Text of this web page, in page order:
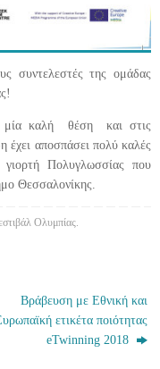
συντελεστές της ομάδας
μία καλή θέση και στις
έχει αποσπάσει πολύ καλές
Πολυγλωσσίας που
Θεσσαλονίκης.
Ολυμπίας.
Βράβευση με Εθνική και
ετικέτα ποιότητας
eTwinning 2018